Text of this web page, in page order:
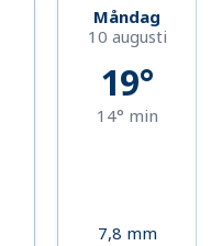
Måndag
10 augusti
19°
14° min
7,8 mm